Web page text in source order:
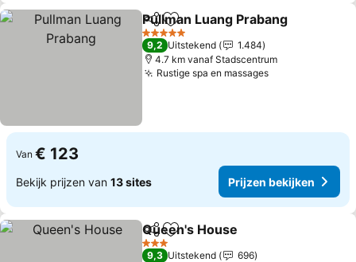
DelenToevoegen aan favorieten
Pullman Luang Prabang
5 Sterren
9,2 Uitstekend
1.484
4.7 km vanaf Stadscentrum
Rustige spa en massages
Van € 123
Bekijk prijzen van 13 sites Prijzen bekijken
DelenToevoegen aan favorieten
Queen's House
3 Sterren
9,3 Uitstekend
696